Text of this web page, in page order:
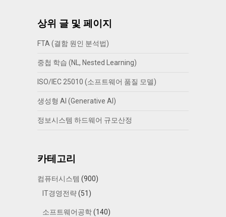
상위 글 및 페이지
FTA (결함 원인 분석법)
중첩 학습 (NL, Nested Learning)
ISO/IEC 25010 (소프트웨어 품질 모델)
생성형 AI (Generative AI)
정보시스템 하드웨어 규모산정
카테고리
컴퓨터시스템 (900)
IT경영전략(51)
소프트웨어공학(140)